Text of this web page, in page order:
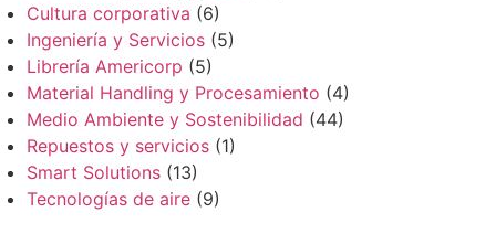
Cultura corporativa (6)
Ingeniería y Servicios (5)
Librería Americorp (5)
Material Handling y Procesamiento (4)
Medio Ambiente y Sostenibilidad (44)
Repuestos y servicios (1)
Smart Solutions (13)
Tecnologías de aire (9)